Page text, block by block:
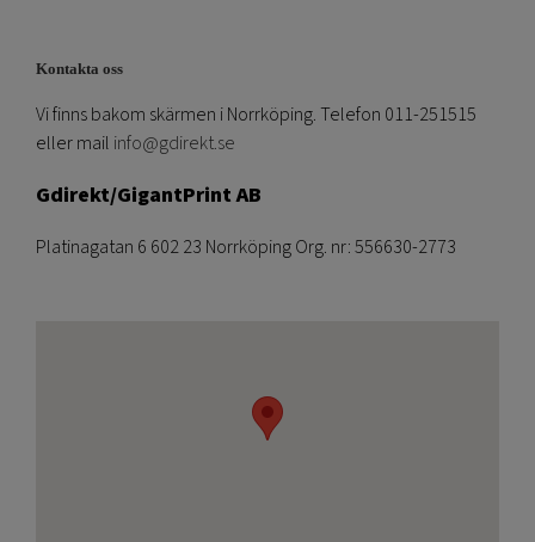
Kontakta oss
Vi finns bakom skärmen i Norrköping. Telefon 011-251515
eller mail info@gdirekt.se
Gdirekt/GigantPrint AB
Platinagatan 6 602 23 Norrköping Org. nr: 556630-2773